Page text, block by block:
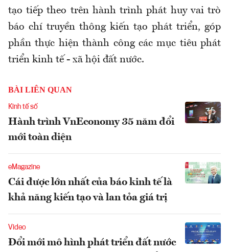
tạo tiếp theo trên hành trình phát huy vai trò
báo chí truyền thông kiến tạo phát triển, góp
phần thực hiện thành công các mục tiêu phát
triển kinh tế - xã hội đất nước.
BÀI LIÊN QUAN
Kinh tế số
Hành trình VnEconomy 35 năm đổi
mới toàn diện
eMagazine
Cái được lớn nhất của báo kinh tế là
khả năng kiến tạo và lan tỏa giá trị
Video
Đổi mới mô hình phát triển đất nước